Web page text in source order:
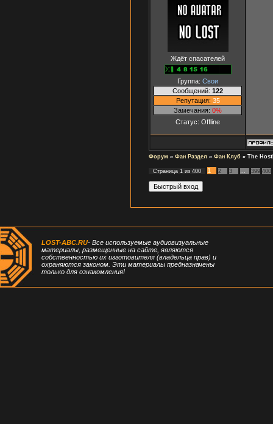
Ждёт спасателей
Группа: Свои
Сообщений: 122
Репутация: 35
Замечания: 0%
Статус: Offline
Форум » Фан Раздел » Фан Клуб » The
Страница 1 из 400 1 2 3 399 400
LOST-ABC.RU- Все используемые аудиовизуальные
материалы, размещенные на сайте, являются
собственностью их изготовителя (владельца прав) и
охраняются законом. Эти материалы предназначены
только для ознакомления!